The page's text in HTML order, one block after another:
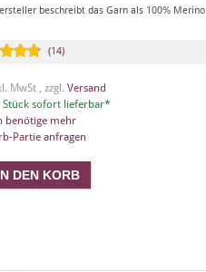
beschreibt das Garn als 100% Merino
(14)
MwSt , zzgl. Versand
Stück sofort lieferbar*
benötige mehr
Partie anfragen